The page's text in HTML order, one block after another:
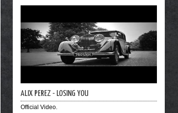
ALIX PEREZ - LOSING YOU
Official Video.